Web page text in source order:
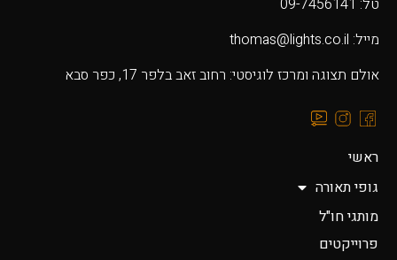
טל: 09-7456141
מייל: thomas@lights.co.il‬
אולם תצוגה ומרכז לוגיסטי: רחוב זאב בלפר 17, כפר סבא
ראשי
גופי תאורה
מותגי חו"ל
פרוייקטים